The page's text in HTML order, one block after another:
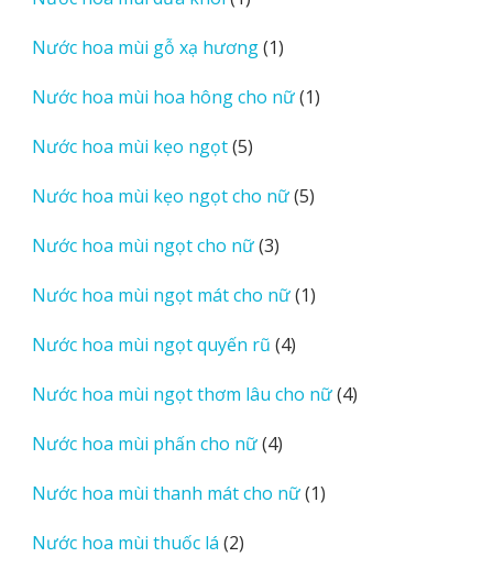
phẩm
Nước hoa mùi gỗ xạ hương 11
phẩm
Nước hoa mùi hoa hông cho nữ 11
Nước hoa mùi kẹo ngọt 55
phẩm
Nước hoa mùi kẹo ngọt cho nữ 55
Nước hoa mùi ngọt cho nữ 33
phẩm
Nước hoa mùi ngọt mát cho nữ 11
Nước hoa mùi ngọt quyến rũ 44
phẩm
Nước hoa mùi ngọt thơm lâu cho nữ 44
Nước hoa mùi phấn cho nữ 44
phẩm
Nước hoa mùi thanh mát cho nữ 11
Nước hoa mùi thuốc lá 22